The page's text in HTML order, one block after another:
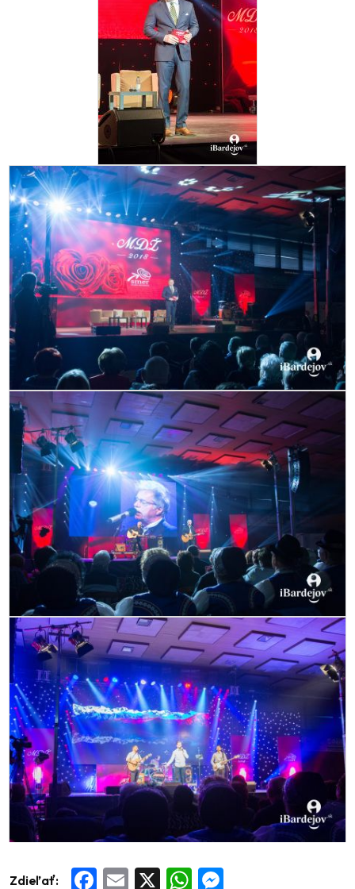
Zdieľať: Facebook
Email WhatsApp